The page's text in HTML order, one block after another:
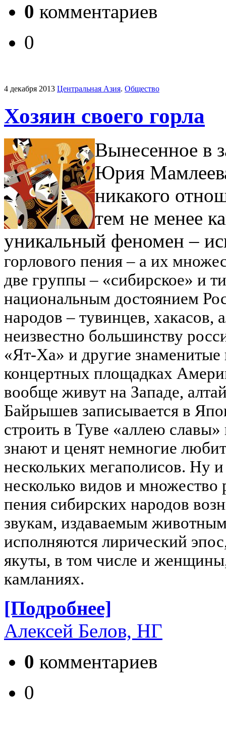
0 комментариев
0
4 декабря 2013 Центральная Азия. Общество
Хозяин своего горла
Вынесенное в
Юрия
никакого
тем не менее
уникальный феномен –
горлового пения – а их
две группы – «сибирское» и
национальным достоянием
народов – тувинцев, хакасов,
неизвестно большинству
«Ят-Ха» и другие
концертных площадках
вообще живут на Западе,
Байрышев записывается в
строить в Туве «аллею
знают и ценят немногие
нескольких мегаполисов. Ну
несколько видов и множество
пения сибирских народов
звукам, издаваемым
исполняются лирический
якуты, в том числе и
камланиях.
[Подробнее]
Алексей Белов, НГ
0 комментариев
0